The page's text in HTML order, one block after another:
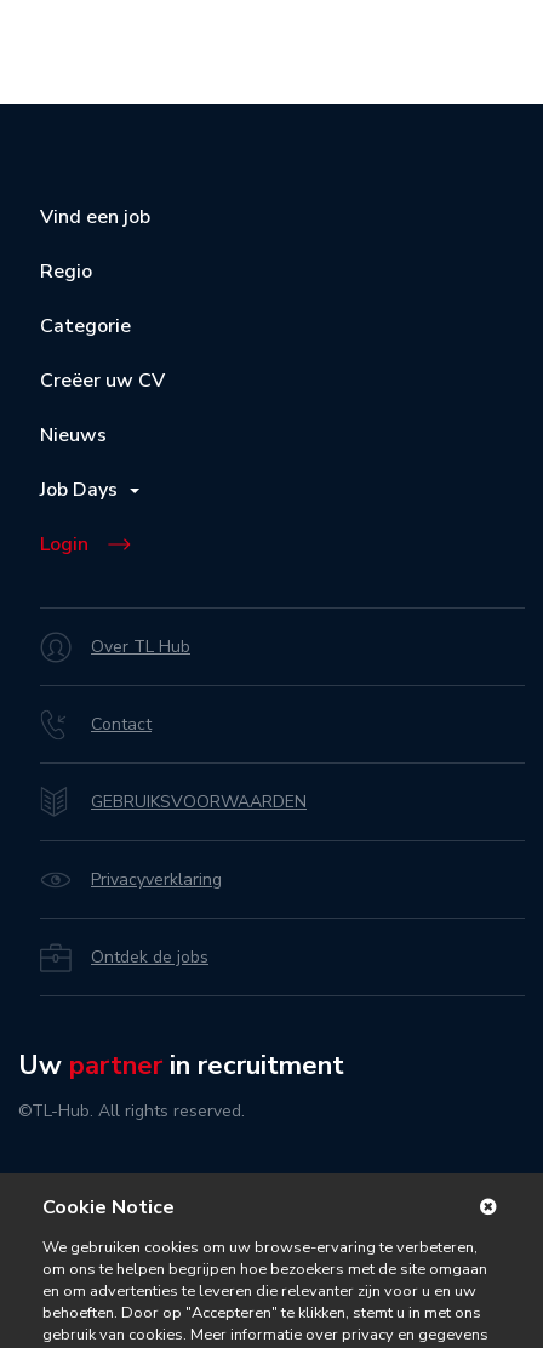
Vind een job
Regio
Categorie
Creëer uw CV
Nieuws
Job Days
Login
Over TL Hub
Contact
GEBRUIKSVOORWAARDEN
Privacyverklaring
Ontdek de jobs
Uw partner in recruitment
©TL-Hub. All rights reserved.
Cookie Notice
We gebruiken cookies om uw browse-ervaring te verbeteren,
om ons te helpen begrijpen hoe bezoekers met de site omgaan
en om advertenties te leveren die relevanter zijn voor u en uw
behoeften. Door op "Accepteren" te klikken, stemt u in met ons
gebruik van cookies. Meer informatie over privacy en gegevens